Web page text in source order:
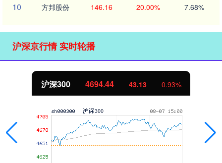
10 方邦股份 146.16 20.00% 7.68%
沪深京行情 实时轮播
沪深300 4694.44 43.13 0.93%